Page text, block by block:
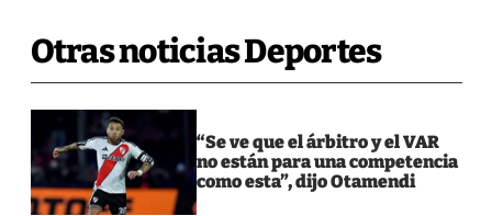
Otras noticias Deportes
“Se ve que el árbitro y el VAR
no están para una competencia
como esta”, dijo Otamendi